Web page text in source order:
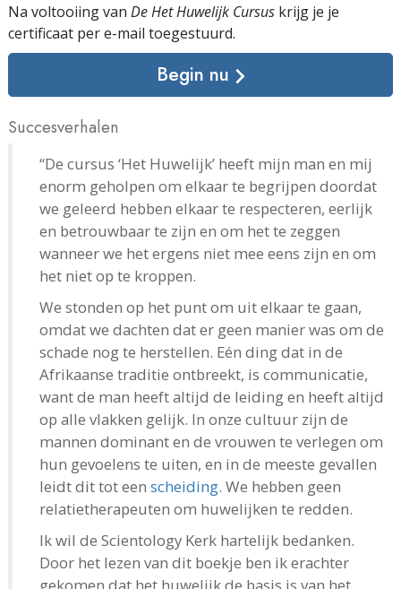
Na voltooiing van De Het Huwelijk Cursus krijg je je
certificaat per e-mail toegestuurd.
Begin nu
Succesverhalen
“De cursus ‘Het Huwelijk’ heeft mijn man en mij
enorm geholpen om elkaar te begrijpen doordat
we geleerd hebben elkaar te respecteren, eerlijk
en betrouwbaar te zijn en om het te zeggen
wanneer we het ergens niet mee eens zijn en om
het niet op te kroppen.
We stonden op het punt om uit elkaar te gaan,
omdat we dachten dat er geen manier was om de
schade nog te herstellen. Eén ding dat in de
Afrikaanse traditie ontbreekt, is communicatie,
want de man heeft altijd de leiding en heeft altijd
op alle vlakken gelijk. In onze cultuur zijn de
mannen dominant en de vrouwen te verlegen om
hun gevoelens te uiten, en in de meeste gevallen
leidt dit tot een scheiding. We hebben geen
relatietherapeuten om huwelijken te redden.
Ik wil de Scientology Kerk hartelijk bedanken.
Door het lezen van dit boekje ben ik erachter
gekomen dat het huwelijk de basis is van het